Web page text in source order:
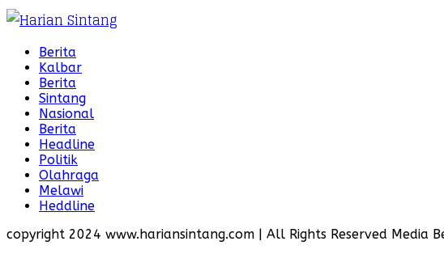
Berita
Kalbar
Berita
Sintang
Nasional
Berita
Headline
Politik
Olahraga
Melawi
Heddline
copyright 2024 www.hariansintang.com | All Rights Reserved Media